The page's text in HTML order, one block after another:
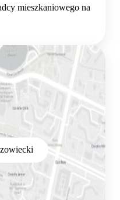
mieszkaniowego na